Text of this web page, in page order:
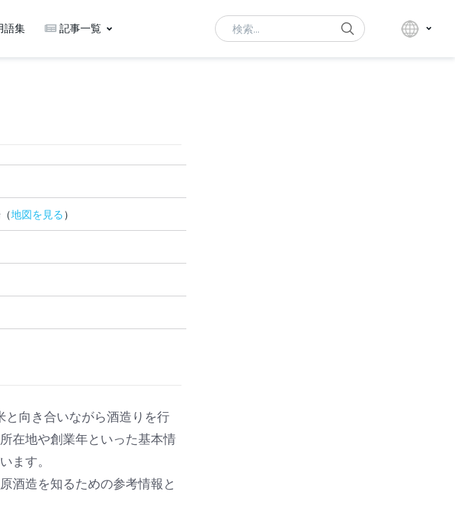
語集 記事一覧 Search
地図を見る ）
向き合いながら酒造りを行
在地や創業年といった基本情
ます。
酒造を知るための参考情報と